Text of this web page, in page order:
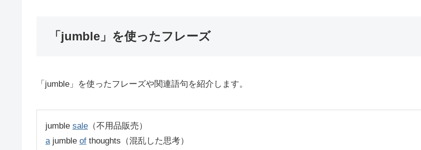
「jumble」を使ったフレーズ
「jumble」を使ったフレーズや関連語句を紹介します。
jumble sale （不用品販売）
ajumble of thoughts（混乱した思考）